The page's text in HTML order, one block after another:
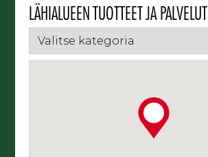
LÄHIALUEEN TUOTTEET JA PALVELUT